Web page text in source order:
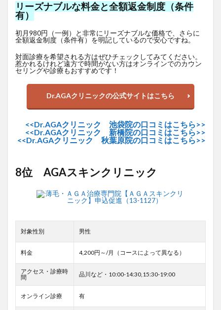
リーズナブルな料金と全額返金制度（条件
有）
初月980円（一例）と非常にリーズナブルな価格で、さらに
全額返金制度（条件有）を明記しているので安心ですね。
対面診療を希望される方はぜひチェックしてみてください。
惹かれるけれど遠方で時間がない方はオンラインでのカウン
セリングや診療もおすすめです！
Dr.AGAクリニックの公式サイトはこちら
<<Dr.AGAクリニック 池袋院の口コミはこちら>>
<<Dr.AGAクリニック 新橋院の口コミはこちら>>
<<Dr.AGAクリニック 秋葉原院の口コミはこちら>>
8位 AGAスキンクリニック
対象性別 男性
料金 4,200円～/月（コースによって異なる）
アクセス・診療時
間
品川など・10:00-14:30,15:30-19:00
オンライン診療 有